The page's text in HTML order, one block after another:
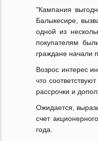
"Кампания
Балыкесире,
одной из
покупателям
граждане начали
Возрос интерес
что
рассрочки и
Ожидается,
счет
года.